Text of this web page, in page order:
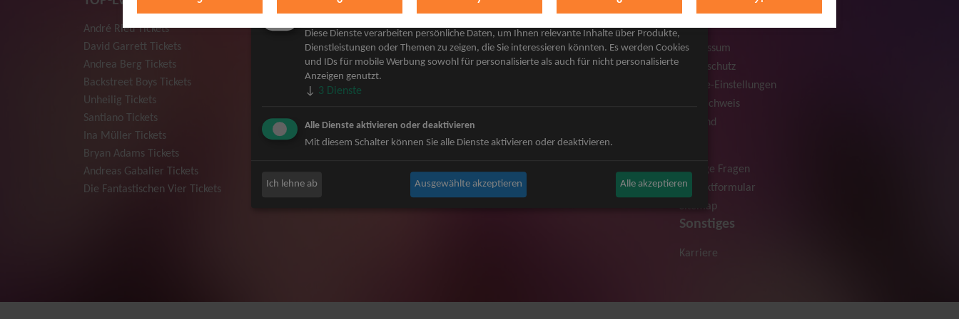
André Rieu Tickets
David Garrett Tickets
Andrea Berg Tickets
Backstreet Boys Tickets
Unheilig Tickets
Santiano Tickets
Ina Müller Tickets
Bryan Adams Tickets
Andreas Gabalier Tickets
Die Fantastischen Vier Tickets
Herbert Grönemeyer Tickets
Deep Purple Tickets
Howard Carpendale Tickets
Jan Delay & Disko No.1 Tickets
Bob Dylan Tickets
Mark Forster Tickets
Niedeckens BAP Tickets
Judas Priest Tickets
The BossHoss Tickets
Silbermond Tickets
Simple Plan Tickets
Beatrice Egli Tickets
Roland Kaiser Tickets
AGB
Impressum
Datenschutz
Cookie-Einstellungen
Bildnachweis
Versand
Häufige Fragen
Kontaktformular
Sitemap
Sonstiges
Karriere
Marketing
Diese Dienste verarbeiten persönliche Daten, um Ihnen relevante Inhalte über Produkte,
Dienstleistungen oder Themen zu zeigen, die Sie interessieren könnten. Es werden Cookies
und IDs für mobile Werbung sowohl für personalisierte als auch für nicht personalisierte
Anzeigen genutzt.
↓ 3 Dienste
Alle Dienste aktivieren oder deaktivieren
Mit diesem Schalter können Sie alle Dienste aktivieren oder deaktivieren.
Ich lehne ab Ausgewählte akzeptieren Alle akzeptieren